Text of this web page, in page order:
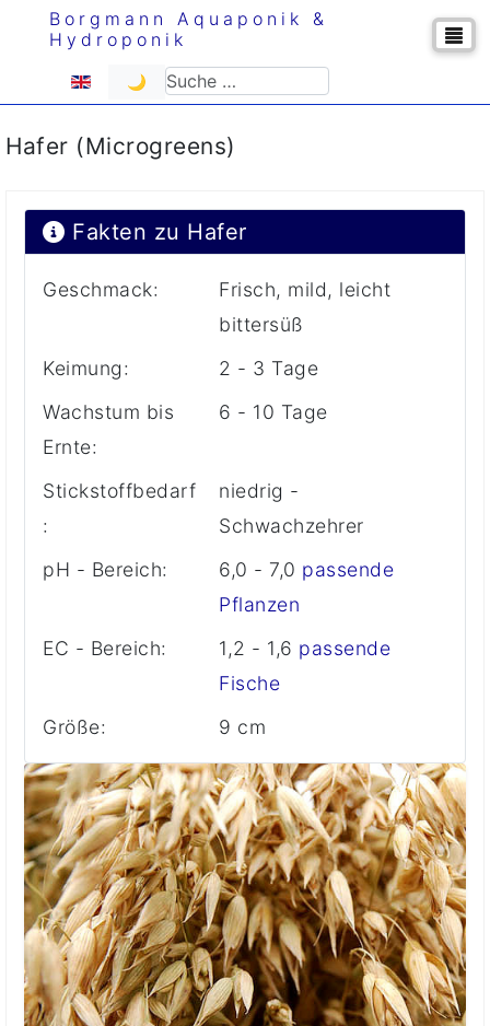
Borgmann Aquaponik &
Hydroponik
Sprache auswählen
🌙 Suchen
Hafer (Microgreens)
Fakten zu Hafer
Geschmack:
Frisch, mild, leicht
bittersüß
Keimung:
2 - 3 Tage
Wachstum bis
Ernte:
6 - 10 Tage
Stickstoffbedarf
:
niedrig -
Schwachzehrer
pH - Bereich:
6,0 - 7,0 passende
Pflanzen
EC - Bereich:
1,2 - 1,6 passende
Fische
Größe:
9 cm